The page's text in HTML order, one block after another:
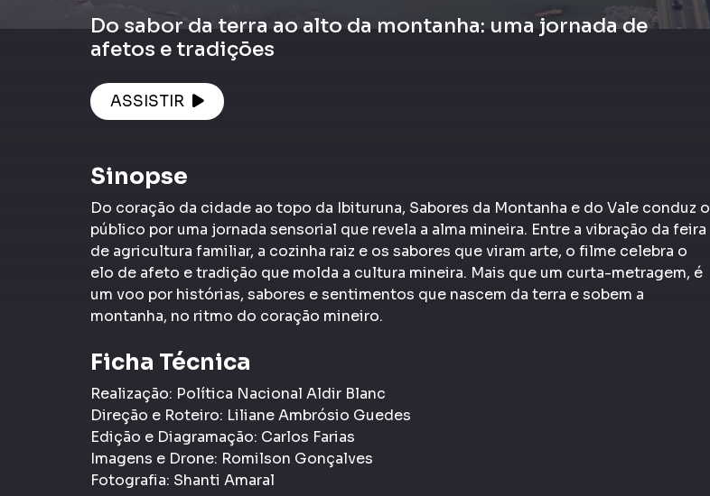
Do sabor da terra ao alto da montanha: uma jornada de
afetos e tradições
ASSISTIR
Sinopse
Do coração da cidade ao topo da Ibituruna, Sabores da Montanha e do Vale conduz o
público por uma jornada sensorial que revela a alma mineira. Entre a vibração da feira
de agricultura familiar, a cozinha raiz e os sabores que viram arte, o filme celebra o
elo de afeto e tradição que molda a cultura mineira. Mais que um curta-metragem, é
um voo por histórias, sabores e sentimentos que nascem da terra e sobem a
montanha, no ritmo do coração mineiro.
Ficha Técnica
Realização: Política Nacional Aldir Blanc
Direção e Roteiro: Liliane Ambrósio Guedes
Edição e Diagramação: Carlos Farias
Imagens e Drone: Romilson Gonçalves
Fotografia: Shanti Amaral